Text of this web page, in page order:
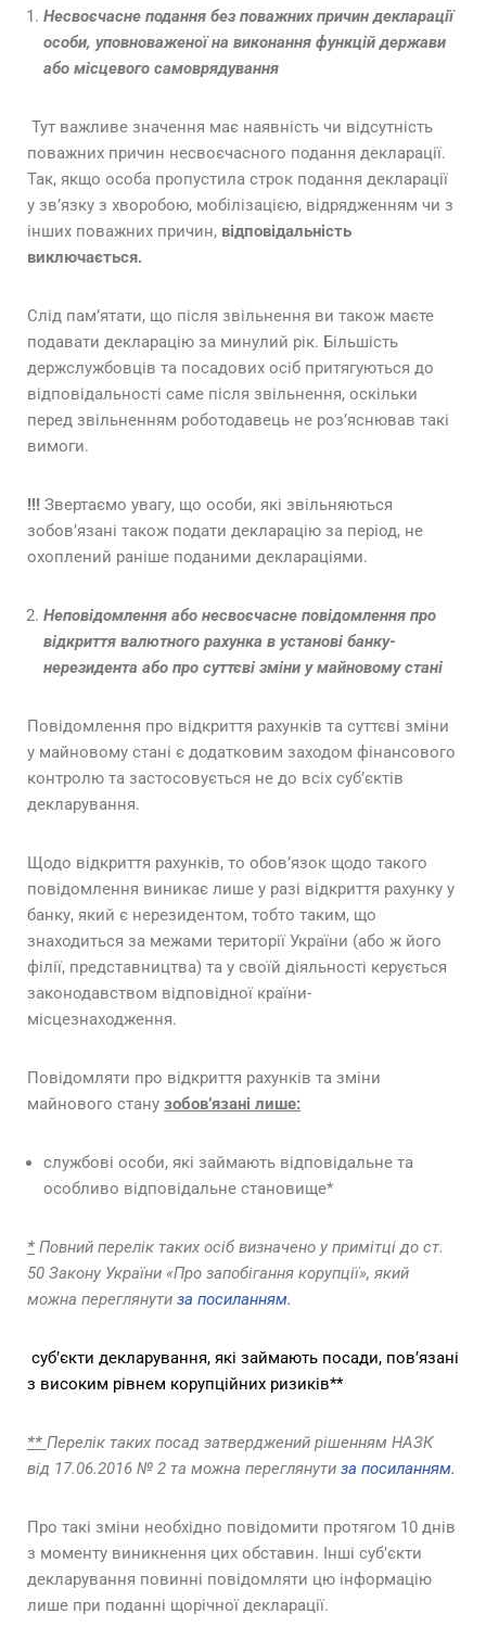
Несвоєчасне подання без поважних причин декларації
особи, уповноваженої на виконання функцій держави
або місцевого самоврядування
Тут важливе значення має наявність чи відсутність
поважних причин несвоєчасного подання декларації.
Так, якщо особа пропустила строк подання декларації
у зв’язку з хворобою, мобілізацією, відрядженням чи з
інших поважних причин, відповідальність
виключається.
Слід пам’ятати, що після звільнення ви також маєте
подавати декларацію за минулий рік. Більшість
держслужбовців та посадових осіб притягуються до
відповідальності саме після звільнення, оскільки
перед звільненням роботодавець не роз’яснював такі
вимоги.
!!! Звертаємо увагу, що особи, які звільняються
зобов’язані також подати декларацію за період, не
охоплений раніше поданими деклараціями.
Неповідомлення або несвоєчасне повідомлення про
відкриття валютного рахунка в установі банку-
нерезидента або про суттєві зміни у майновому стані
Повідомлення про відкриття рахунків та суттєві зміни
у майновому стані є додатковим заходом фінансового
контролю та застосовується не до всіх суб’єктів
декларування.
Щодо відкриття рахунків, то обов’язок щодо такого
повідомлення виникає лише у разі відкриття рахунку у
банку, який є нерезидентом, тобто таким, що
знаходиться за межами території України (або ж його
філії, представництва) та у своїй діяльності керується
законодавством відповідної країни-
місцезнаходження.
Повідомляти про відкриття рахунків та зміни
майнового стану зобов’язані лише:
службові особи, які займають відповідальне та
особливо відповідальне становище*
* Повний перелік таких осіб визначено у примітці до ст.
50 Закону України «Про запобігання корупції», який
можна переглянути за посиланням.
суб’єкти декларування, які займають посади, пов’язані
з високим рівнем корупційних ризиків**
** Перелік таких посад затверджений рішенням НАЗК
від 17.06.2016 № 2 та можна переглянути за посиланням.
Про такі зміни необхідно повідомити протягом 10 днів
з моменту виникнення цих обставин. Інші суб’єкти
декларування повинні повідомляти цю інформацію
лише при поданні щорічної декларації.